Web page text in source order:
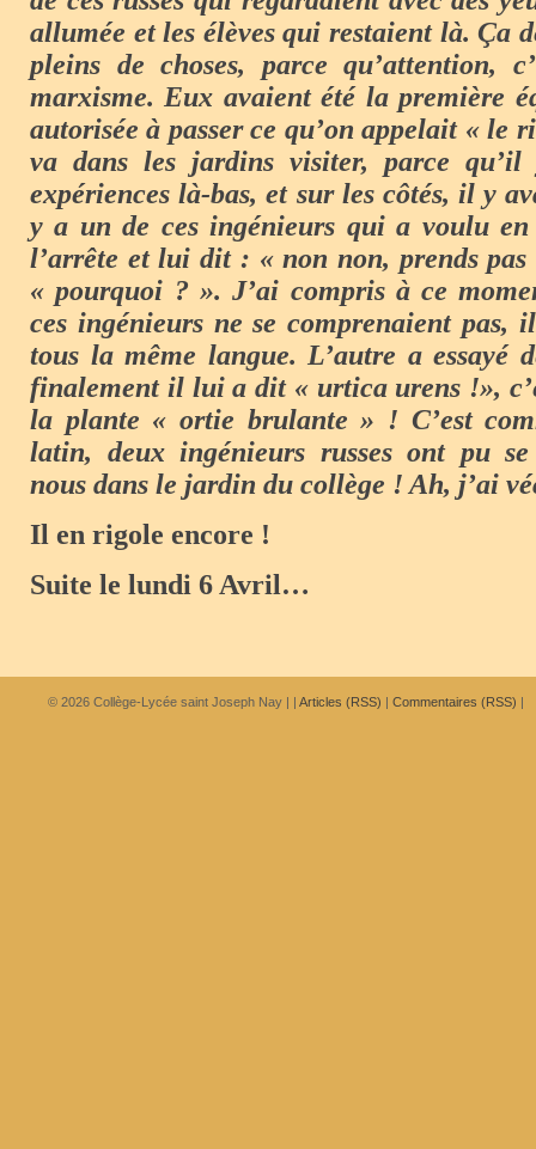
allumée et les élèves qui restaient là. Ça
pleins de choses, parce qu’attention,
marxisme. Eux avaient été la première
autorisée à passer ce qu’on appelait « le
va dans les jardins visiter, parce qu’il
expériences là-bas, et sur les côtés, il y
y a un de ces ingénieurs qui a voulu en
l’arrête et lui dit : « non non, prends
« pourquoi ? ». J’ai compris à ce
ces ingénieurs ne se comprenaient pas,
tous la même langue. L’autre a essayé
finalement il lui a dit « urtica urens !»,
la plante « ortie brulante » ! C’est
latin, deux ingénieurs russes ont pu se
nous dans le jardin du collège ! Ah, j’ai
Il en rigole encore !
Suite le lundi 6 Avril…
© 2026 Collège-Lycée saint Joseph Nay | | Articles (RSS) | Commentaires (RSS) |